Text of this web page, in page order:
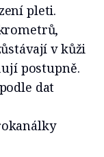
pleti.
v kůži
postupně.
dat